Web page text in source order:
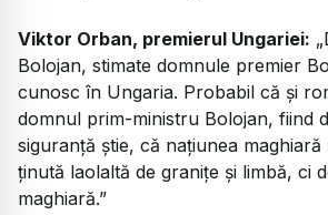
Viktor Orban, premierul Ungariei:
Bolojan, stimate domnule premier
cunosc în Ungaria. Probabil că și
domnul prim-ministru Bolojan, fiind
siguranță știe, că națiunea maghiară
ținută laolaltă de granițe și limbă, ci
maghiară.”